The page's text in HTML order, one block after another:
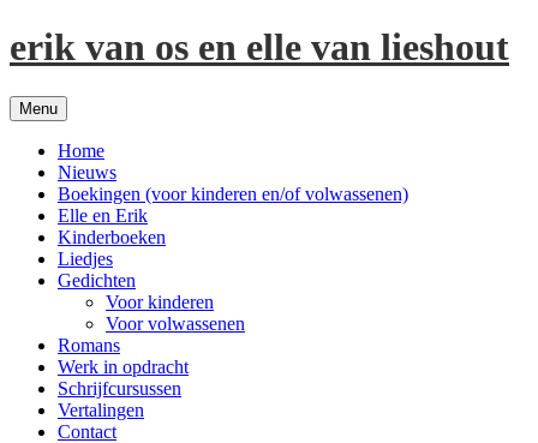
Spring
naar
erik van os en elle van lieshout
Menu
Home
Nieuws
Boekingen (voor kinderen en/of volwassenen)
Elle en Erik
Kinderboeken
Liedjes
Gedichten
Voor kinderen
Voor volwassenen
Romans
Werk in opdracht
Schrijfcursussen
Vertalingen
Contact